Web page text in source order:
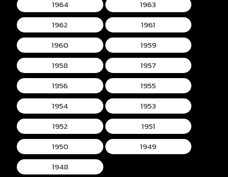
1964
1963
1962
1961
1960
1959
1958
1957
1956
1955
1954
1953
1952
1951
1950
1949
1948